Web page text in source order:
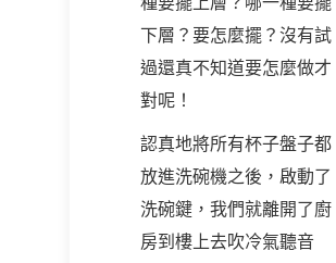
下層？要怎麼擺？沒有試
過還真不知道要怎麼做才
對呢！
認真地將所有杯子盤子都
放進洗碗機之後，啟動了
洗碗鍵，我們就離開了廚
房到樓上去吹冷氣聽音